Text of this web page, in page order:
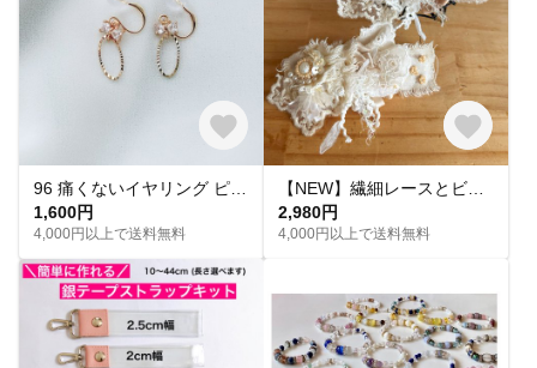
1,600円
4,000円以上で送料無料
2,980円
4,000円以上で送料無料